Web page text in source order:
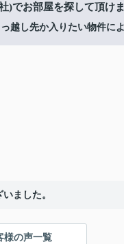
)でお部屋を探して頂け
越し先か入りたい物件によ
ました。
様の声一覧